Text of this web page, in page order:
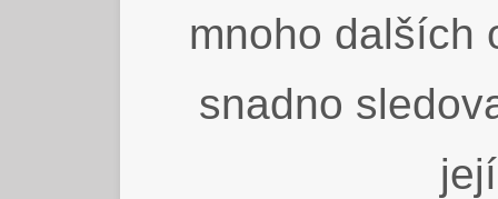
mnoho dalších
snadno